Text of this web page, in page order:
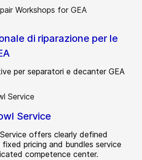
di riparazione per le
per separatori e decanter GEA
Service
offers clearly defined
pricing and bundles service
competence center.